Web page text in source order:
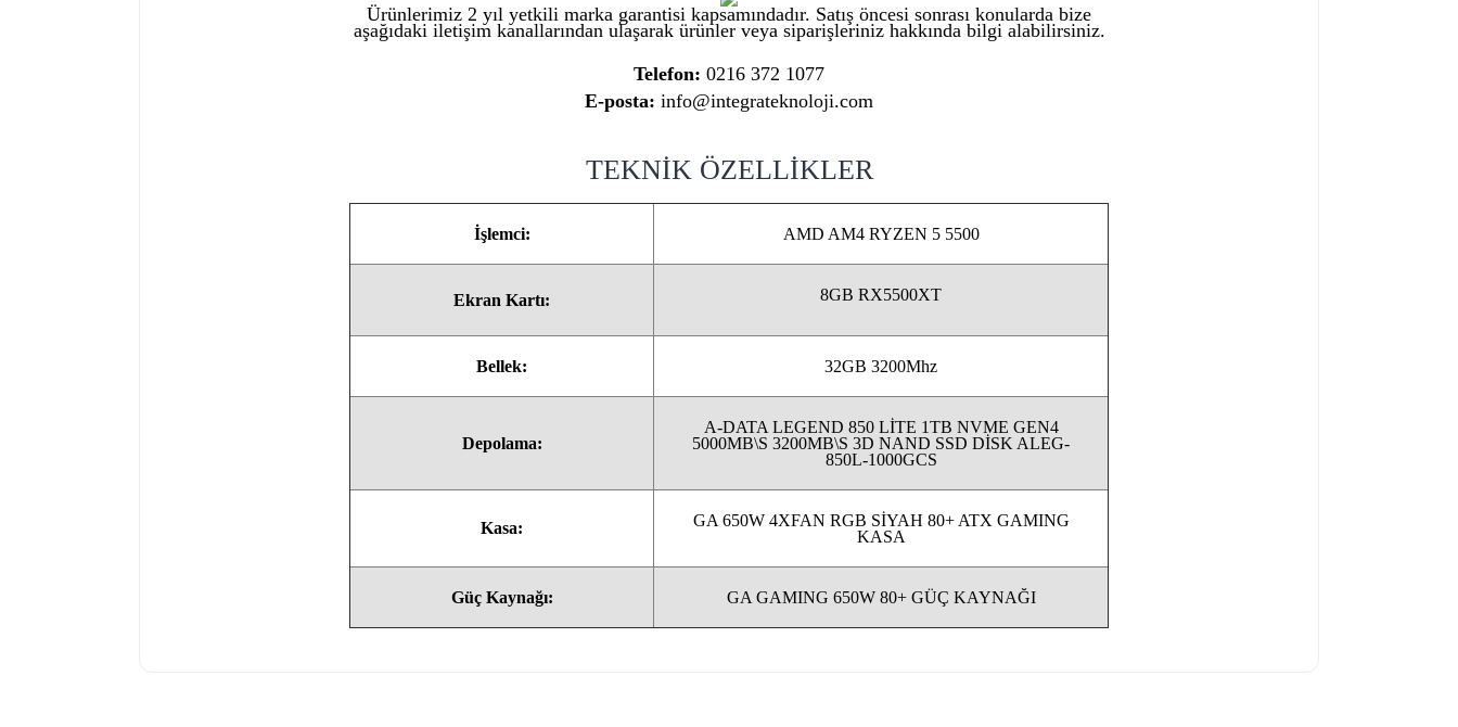
Ürünlerimiz 2 yıl yetkili marka garantisi kapsamındadır. Satış öncesi sonrası konularda bize
aşağıdaki iletişim kanallarından ulaşarak ürünler veya siparişleriniz hakkında bilgi alabilirsiniz.
Telefon: 0216 372 1077
E-posta: info@integrateknoloji.com
TEKNİK ÖZELLİKLER
İşlemci: AMD AM4 RYZEN 5 5500
Ekran Kartı: 8GB RX5500XT
Bellek: 32GB 3200Mhz
Depolama:
A-DATA LEGEND 850 LİTE 1TB NVME GEN4
5000MB\S 3200MB\S 3D NAND SSD DİSK ALEG-
850L-1000GCS
Kasa:
GA 650W 4XFAN RGB SİYAH 80+ ATX GAMING
KASA
Güç Kaynağı: GA GAMING 650W 80+ GÜÇ KAYNAĞI